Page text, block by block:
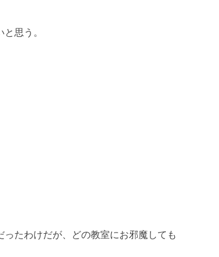
思う。
たわけだが、どの教室にお邪魔しても